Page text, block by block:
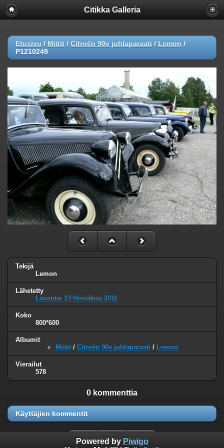
Citikka Galleria
Etusivu / Miitit / Citroën 90v juhlaparaati / Lemon /
P1210249
Tekijä
Lemon
Lähetetty
Lauantai 23 Heinäkuu 2011
Koko
800*600
Albumit
Miitit / Citroën 90v juhlaparaati / Lemon
Vierailut
578
0 kommenttia
Käyttäjien kommentit
Powered by Piwigo